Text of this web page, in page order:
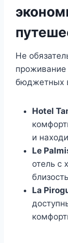
Не
проживание
бюджетных
Hotel
и
Le
отель с
La